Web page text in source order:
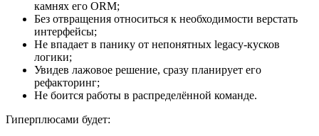
камнях его ORM;
Без отвращения относиться к необходимости верстать
интерфейсы;
Не впадает в панику от непонятных legacy-кусков
логики;
Увидев лажовое решение, сразу планирует его
рефакторинг;
Не боится работы в распределённой команде.
Гиперплюсами будет: